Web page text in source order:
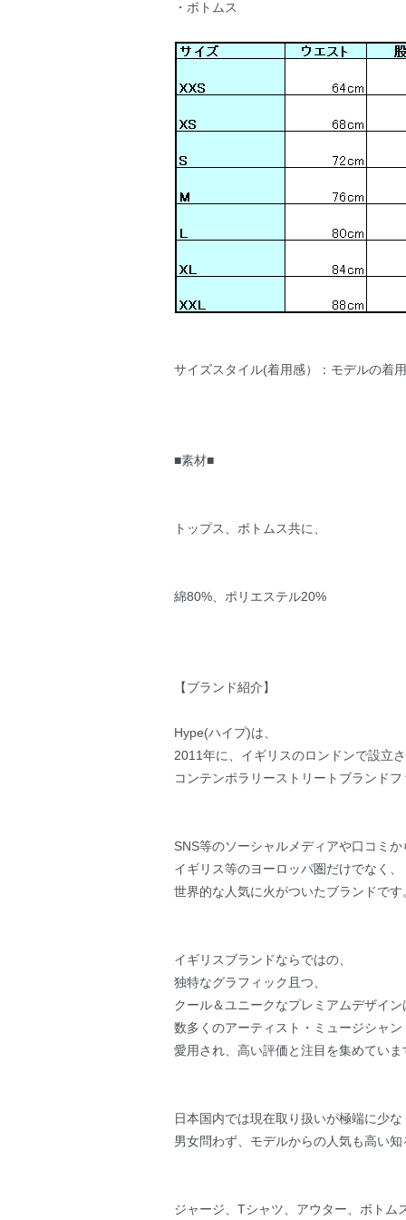
・ボトムス
サイズスタイル(着用感）：モデルの着
■素材■
トップス、ボトムス共に、
綿80%、ポリエステル20%
【ブランド紹介】
Hype(ハイプ)は、
2011年に、イギリスのロンドンで設立さ
コンテンポラリーストリートブランドフ
SNS等のソーシャルメディアや口コミか
イギリス等のヨーロッパ圏だけでなく、
世界的な人気に火がついたブランドです
イギリスブランドならではの、
独特なグラフィック且つ、
クール＆ユニークなプレミアムデザイン
数多くのアーティスト・ミュージシャン
愛用され、高い評価と注目を集めていま
日本国内では現在取り扱いが極端に少な
男女問わず、モデルからの人気も高い知
ジャージ、Tシャツ、アウター、ボトム